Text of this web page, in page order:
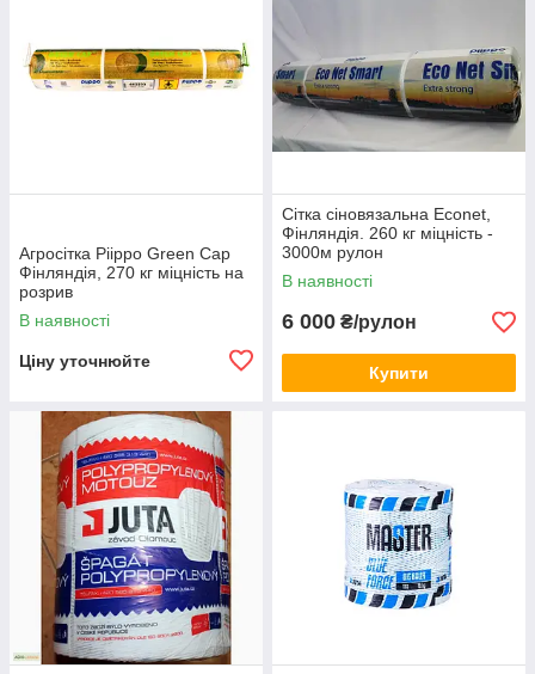
Агросітка Piippo Green Cap
Фінляндія, 270 кг міцність на
розрив
В наявності
Ціну уточнюйте
Сітка сіновязальна Econet,
Фінляндія. 260 кг міцність -
3000м рулон
В наявності
6 000 ₴/рулон
Купити